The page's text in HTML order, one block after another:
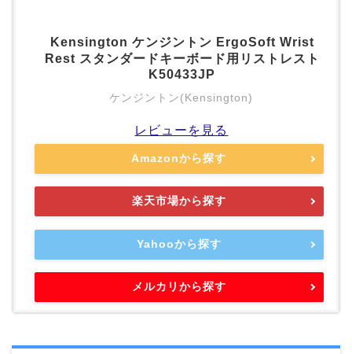
Kensington ケンジントン ErgoSoft Wrist
Rest スタンダードキーボード用リストレスト
K50433JP
ケンジントン(Kensington)
レビューを見る
Amazonから探す
楽天市場から探す
Yahooから探す
メルカリから探す